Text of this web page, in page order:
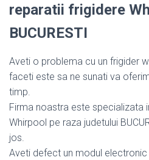
reparatii frigidere
BUCURESTI
Aveti o problema cu un frigider
faceti este sa ne sunati va
timp.
Firma noastra este specializata
Whirpool pe raza judetului
jos.
Aveti defect un modul